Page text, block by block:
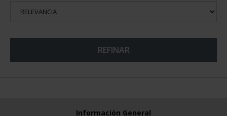
REFINAR
Información General